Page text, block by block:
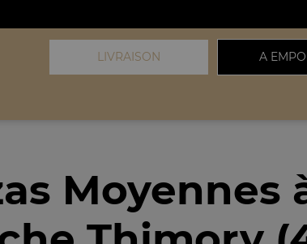
LIVRAISON A
Moyennes